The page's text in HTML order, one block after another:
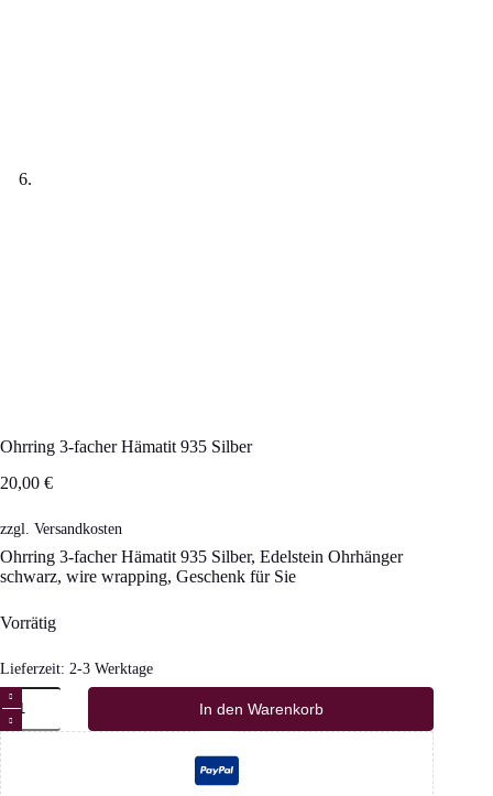
Ohrring 3-facher Hämatit 935 Silber
20,00 €
zzgl. Versandkosten
Ohrring 3-facher Hämatit 935 Silber, Edelstein Ohrhänger
schwarz, wire wrapping, Geschenk für Sie
Vorrätig
Lieferzeit: 2-3 Werktage
Ohrring
3-
facher
Hämatit
935
Silber
In den Warenkorb